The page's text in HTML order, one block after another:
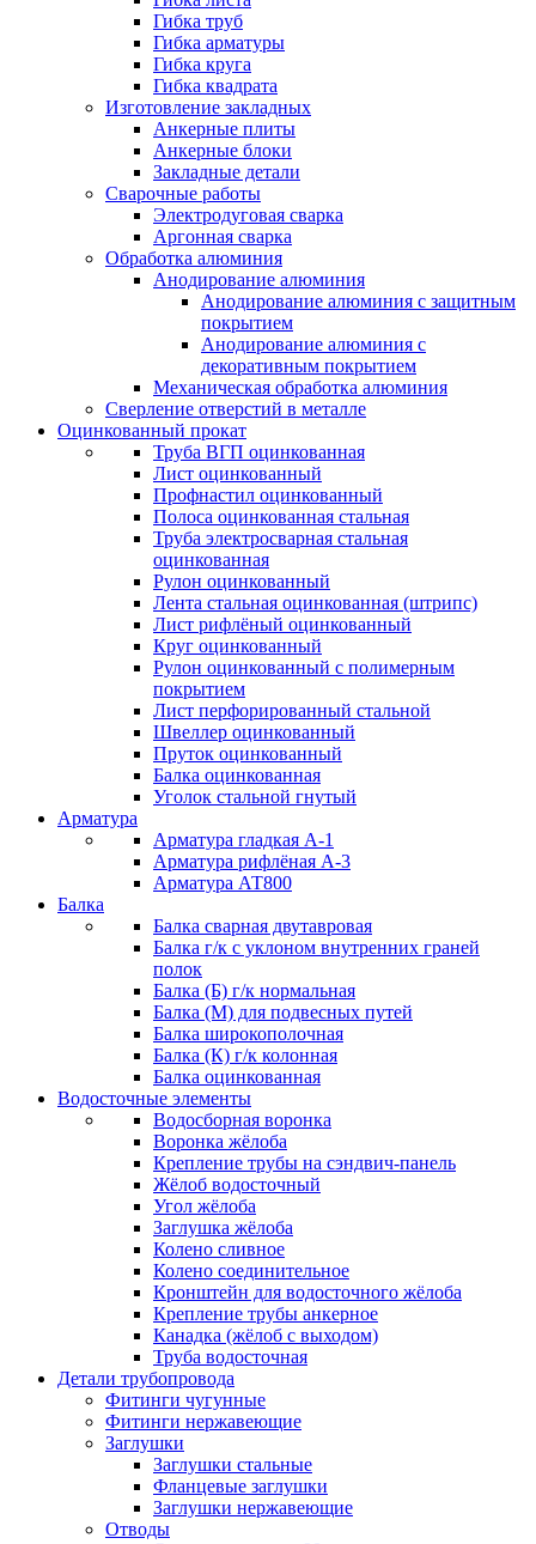
Гибка труб
Гибка арматуры
Гибка круга
Гибка квадрата
Изготовление закладных
Анкерные плиты
Анкерные блоки
Закладные детали
Сварочные работы
Электродуговая сварка
Аргонная сварка
Обработка алюминия
Анодирование алюминия
Анодирование алюминия с защитным
покрытием
Анодирование алюминия с
декоративным покрытием
Механическая обработка алюминия
Сверление отверстий в металле
Оцинкованный прокат
Труба ВГП оцинкованная
Лист оцинкованный
Профнастил оцинкованный
Полоса оцинкованная стальная
Труба электросварная стальная
оцинкованная
Рулон оцинкованный
Лента стальная оцинкованная (штрипс)
Лист рифлёный оцинкованный
Круг оцинкованный
Рулон оцинкованный с полимерным
покрытием
Лист перфорированный стальной
Швеллер оцинкованный
Пруток оцинкованный
Балка оцинкованная
Уголок стальной гнутый
Арматура
Арматура гладкая А-1
Арматура рифлёная А-3
Арматура АТ800
Балка
Балка сварная двутавровая
Балка г/к с уклоном внутренних граней
полок
Балка (Б) г/к нормальная
Балка (М) для подвесных путей
Балка широкополочная
Балка (К) г/к колонная
Балка оцинкованная
Водосточные элементы
Водосборная воронка
Воронка жёлоба
Крепление трубы на сэндвич-панель
Жёлоб водосточный
Угол жёлоба
Заглушка жёлоба
Колено сливное
Колено соединительное
Кронштейн для водосточного жёлоба
Крепление трубы анкерное
Канадка (жёлоб с выходом)
Труба водосточная
Детали трубопровода
Фитинги чугунные
Фитинги нержавеющие
Заглушки
Заглушки стальные
Фланцевые заглушки
Заглушки нержавеющие
Отводы